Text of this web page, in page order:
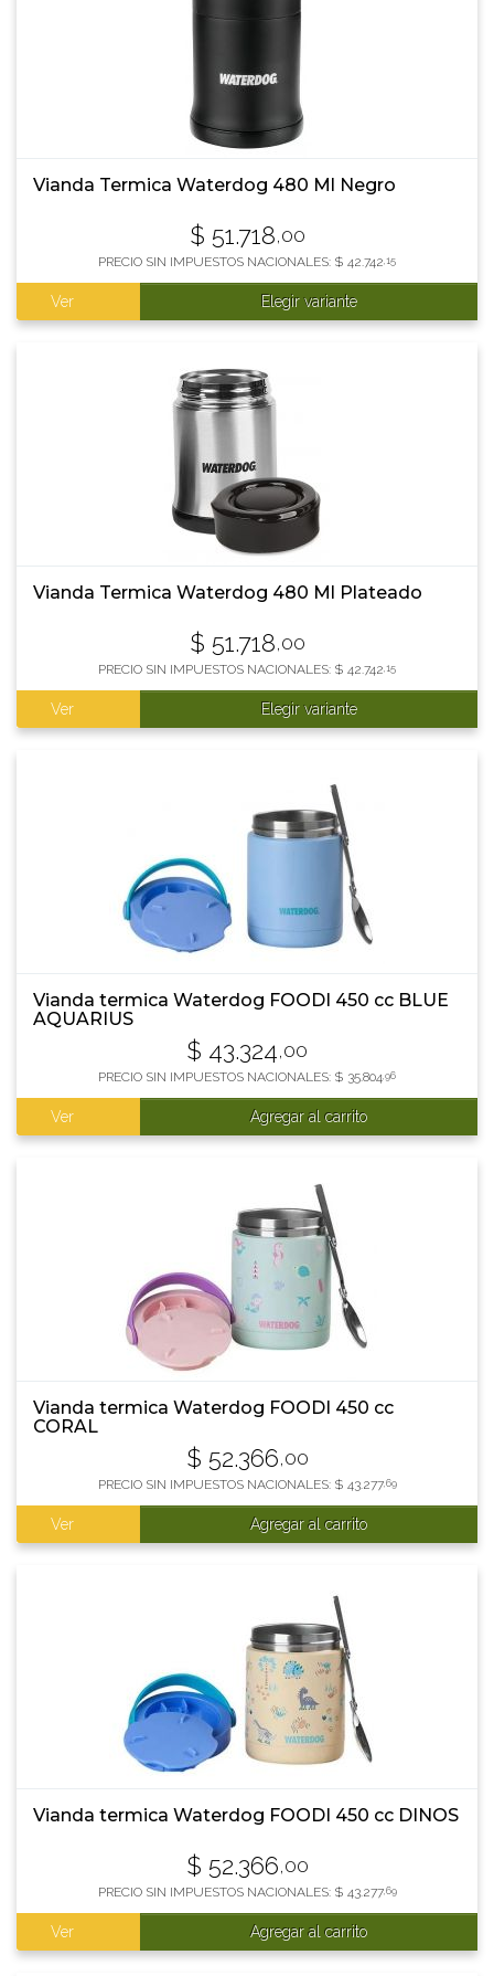
Vianda Termica Waterdog 480 Ml Negro
$ 51.718,00
PRECIO SIN IMPUESTOS NACIONALES: $ 42.742 ,15
Ver Elegir variante
Vianda Termica Waterdog 480 Ml Plateado
$ 51.718,00
PRECIO SIN IMPUESTOS NACIONALES: $ 42.742 ,15
Ver Elegir variante
Vianda termica Waterdog FOODI 450 cc BLUE
AQUARIUS
$ 43.324,00
PRECIO SIN IMPUESTOS NACIONALES: $ 35.804,96
Ver Agregar al carrito
Vianda termica Waterdog FOODI 450 cc
CORAL
$ 52.366,00
PRECIO SIN IMPUESTOS NACIONALES: $ 43.277,69
Ver Agregar al carrito
Vianda termica Waterdog FOODI 450 cc DINOS
$ 52.366,00
PRECIO SIN IMPUESTOS NACIONALES: $ 43.277,69
Ver Agregar al carrito